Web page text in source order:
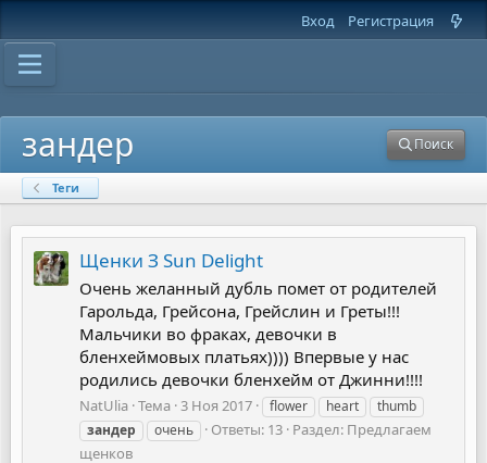
Вход Регистрация
зандер Поиск
Теги
Щенки З Sun Delight
Очень желанный дубль помет от родителей
Гарольда, Грейсона, Грейслин и Греты!!!
Мальчики во фраках, девочки в
бленхеймовых платьях)))) Впервые у нас
родились девочки бленхейм от Джинни!!!!
NatUlia Тема 3 Ноя 2017 flower heart
thumb
зандер
очень Ответы: 13 Раздел: Предлагаем
щенков